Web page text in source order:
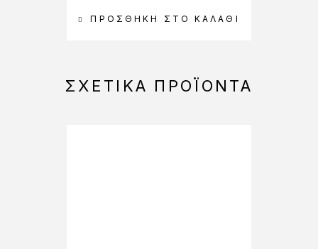
ΠΡΟΣΘΉΚΗ ΣΤΟ ΚΑΛΆΘΙ
ΣΧΕΤΙΚΆ ΠΡΟΪΌΝΤΑ